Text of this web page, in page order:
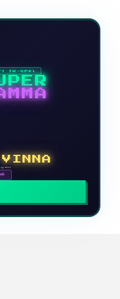
TV-SPEL